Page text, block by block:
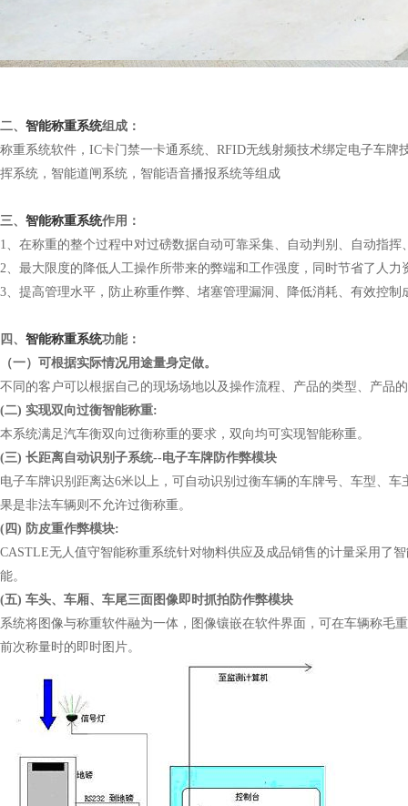
二、 智能称重系统组成：
称重系统软件，IC卡门禁一卡通系统、RFID无线射频技术绑定电子车
挥系统，智能道闸系统，智能语音播报系统等组成
三、 智能称重系统作用：
1、在称重的整个过程中对过磅数据自动可靠采集、自动判别、自动指挥
2、最大限度的降低人工操作所带来的弊端和工作强度，同时节省了人
3、提高管理水平，防止称重作弊、堵塞管理漏洞、降低消耗、有效控制
四、 智能称重系统功能：
（一）可根据实际情况用途量身定做。
不同的客户可以根据自己的现场场地以及操作流程、产品的类型、产品
(二) 实现双向过衡智能称重:
本系统满足汽车衡双向过衡称重的要求，双向均可实现智能称重。
(三) 长距离自动识别子系统--电子车牌防作弊模块
电子车牌识别距离达6米以上，可自动识别过衡车辆的车牌号、车型、
果是非法车辆则不允许过衡称重。
(四) 防皮重作弊模块:
CASTLE无人值守智能称重系统针对物料供应及成品销售的计量采用了
能。
(五) 车头、车厢、车尾三面图像即时抓拍防作弊模块
系统将图像与称重软件融为一体，图像镶嵌在软件界面，可在车辆称毛
前次称量时的即时图片。